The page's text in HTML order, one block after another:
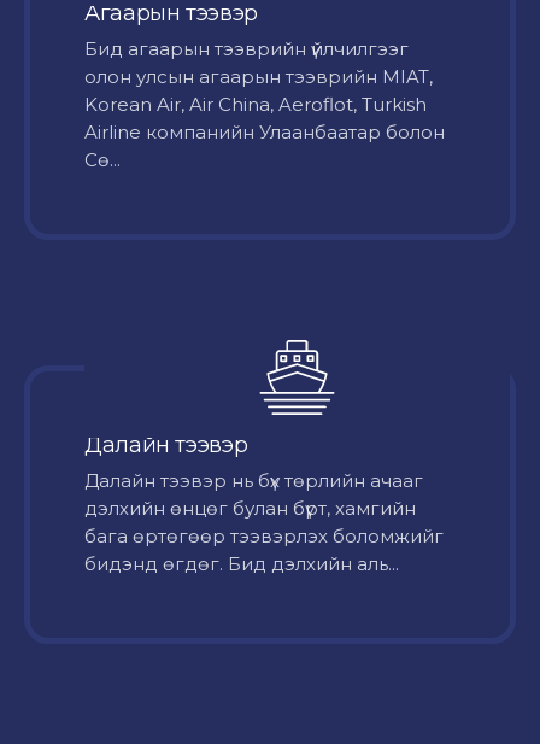
Агаарын тээвэр
Бид агаарын тээврийн үйлчилгээг
олон улсын агаарын тээврийн MIAT,
Korean Air, Air China, Aeroflot, Turkish
Airline компанийн Улаанбаатар болон
Сө...
Далайн тээвэр
Далайн тээвэр нь бүх төрлийн ачааг
дэлхийн өнцөг булан бүрт, хамгийн
бага өртөгөөр тээвэрлэх боломжийг
бидэнд өгдөг. Бид дэлхийн аль...